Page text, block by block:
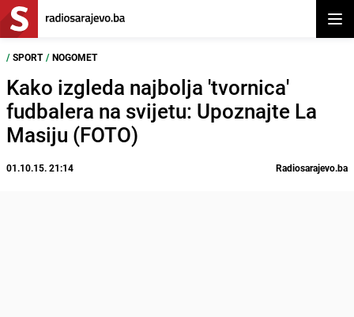
/ SPORT / NOGOMET
Kako izgleda najbolja 'tvornica'
fudbalera na svijetu: Upoznajte La
Masiju (FOTO)
01.10.15. 21:14 Radiosarajevo.ba